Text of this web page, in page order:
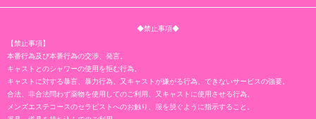
◆禁止事項◆
【禁止事項】
本番行為及び本番行為の交渉、発言。
キャストとのシャワーの使用を拒む行為。
キャストに対する暴言、暴力行為、又キャストが嫌がる行為、できないサービスの強要。
合法、非合法問わず薬物を使用してのご利用、又キャストに使用させる行為。
メンズエステコースのセラピストへのお触り、服を脱ぐように指示すること。